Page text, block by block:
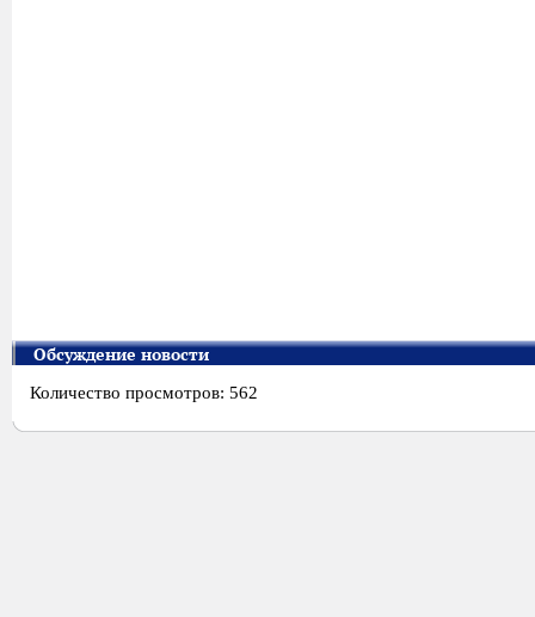
Обсуждение новости
Количество просмотров: 562